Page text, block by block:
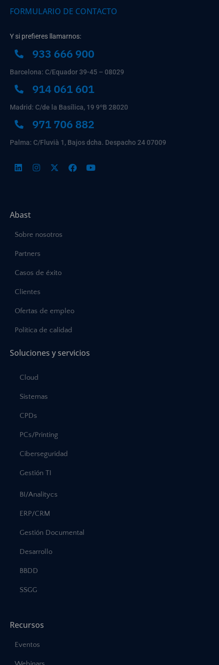
FORMULARIO DE CONTACTO
Y si prefieres llamarnos:
933 666 900
Barcelona: C/Equador 39-45 – 08029
914 061 601
Madrid: C/de la Basílica, 19 9ºB 28020
971 706 882
Palma: C/Fluvià 1, Bajos dcha. Despacho 24 07009
Abast
Sobre nosotros
Partners
Casos de éxito
Clientes
Ofertas de empleo
Política de calidad
Soluciones y servicios
Cloud
Sistemas
CPDs
PCs/Printing
Ciberseguridad
Gestión TI
BI/Analitycs
ERP/CRM
Gestión Documental
Desarrollo
BBDD
SSGG
Recursos
Eventos